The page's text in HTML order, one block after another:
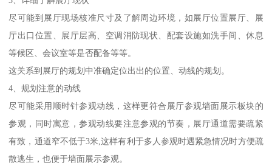
尽可能到展厅现场核准尺寸及了解周边环境，如展厅位置展厅、展
厅出口位置、展厅层高、空调消防现状、配套设施如洗手间、休息
等候区、会议室等是否配备等等。
这关系到展厅的规划中准确定位出出的位置、动线的规划。
4、规划注意的动线
尽可能采用顺时针参观动线，这样更符合展厅参观墙面展示板块的
参观，同时寓意，参观动线要注意参观的节奏，展厅通道需要疏紧
有致，通道窄不低于3米,这样有利于多人参观时遇紧急情况时方便疏
散逃生，也便于墙面展示参观。